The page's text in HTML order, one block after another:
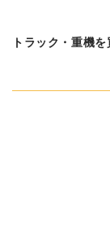
トラック・重機